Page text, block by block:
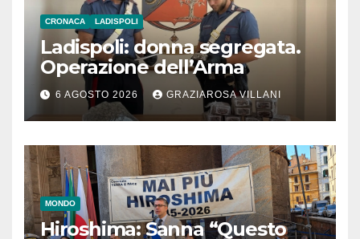
CRONACA LADISPOLI
Ladispoli: donna segregata.
Operazione dell’Arma
6 AGOSTO 2026 GRAZIAROSA VILLANI
MONDO
Hiroshima: Sanna “Questo